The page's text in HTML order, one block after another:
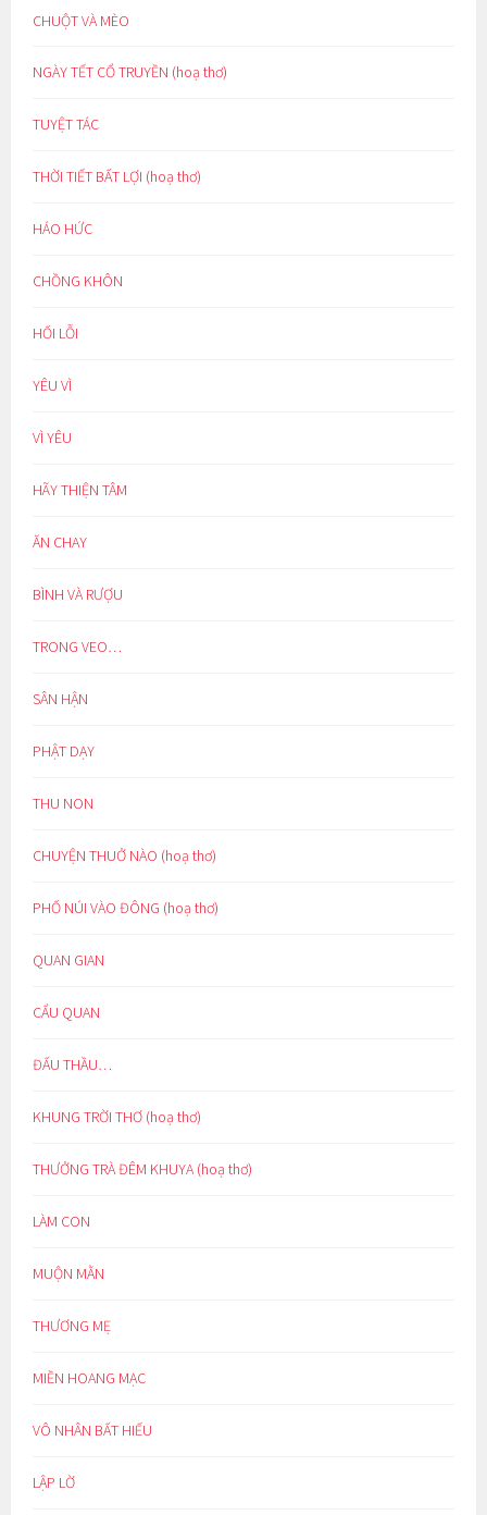
CHUỘT VÀ MÈO
NGÀY TẾT CỔ TRUYỀN (hoạ thơ)
TUYỆT TÁC
THỜI TIẾT BẤT LỢI (hoạ thơ)
HÁO HỨC
CHỒNG KHÔN
HỐI LỖI
YÊU VÌ
VÌ YÊU
HÃY THIỆN TÂM
ĂN CHAY
BÌNH VÀ RƯỢU
TRONG VEO…
SÂN HẬN
PHẬT DẠY
THU NON
CHUYỆN THUỞ NÀO (hoạ thơ)
PHỐ NÚI VÀO ĐÔNG (hoạ thơ)
QUAN GIAN
CẨU QUAN
ĐẤU THẦU…
KHUNG TRỜI THƠ (hoạ thơ)
THƯỞNG TRÀ ĐÊM KHUYA (hoạ thơ)
LÀM CON
MUỘN MẰN
THƯƠNG MẸ
MIỀN HOANG MẠC
VÔ NHÂN BẤT HIẾU
LẬP LỜ